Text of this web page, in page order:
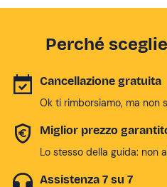
Perché
Cancellazione gratuita
Ok ti rimborsiamo, ma non
Miglior prezzo
Lo stesso della guida: non
Assistenza 7 su 7